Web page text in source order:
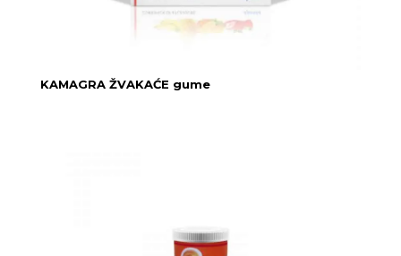
KAMAGRA ŽVAKAĆE gume